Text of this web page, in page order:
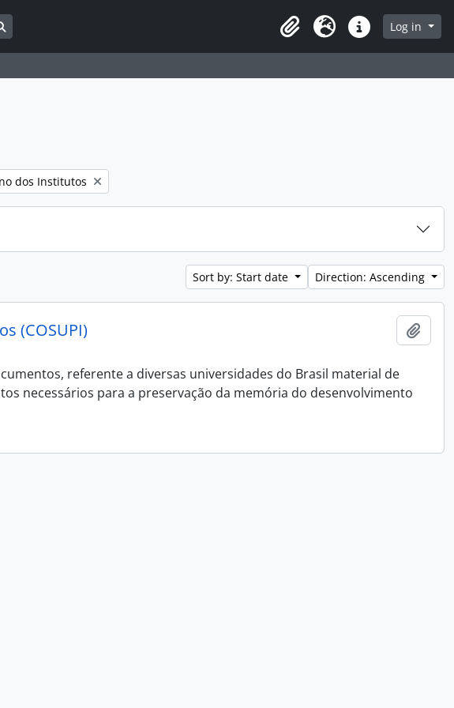
ClipboardLanguageQuick linksLog in
dos Institutos
Sort by: Start date Direction: Ascending
(COSUPI)
referente a diversas universidades do Brasil material de
necessários para a preservação da memória do desenvolvimento